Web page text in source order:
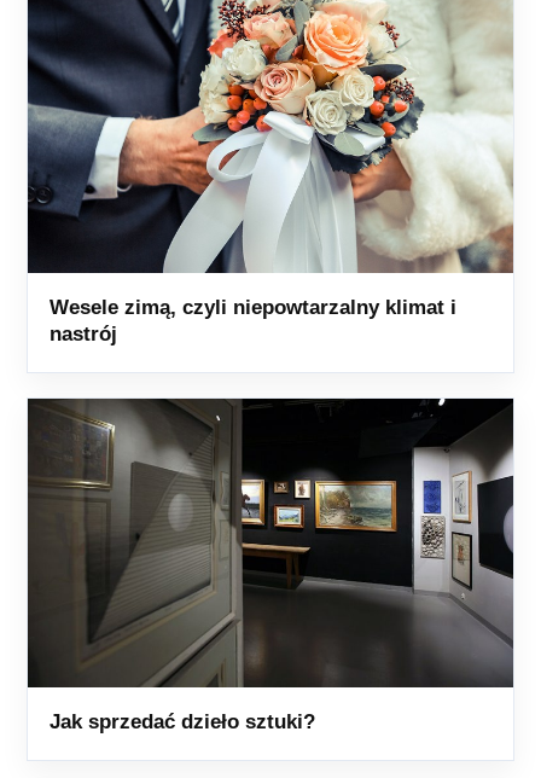
Wesele zimą, czyli niepowtarzalny klimat i
nastrój
Jak sprzedać dzieło sztuki?